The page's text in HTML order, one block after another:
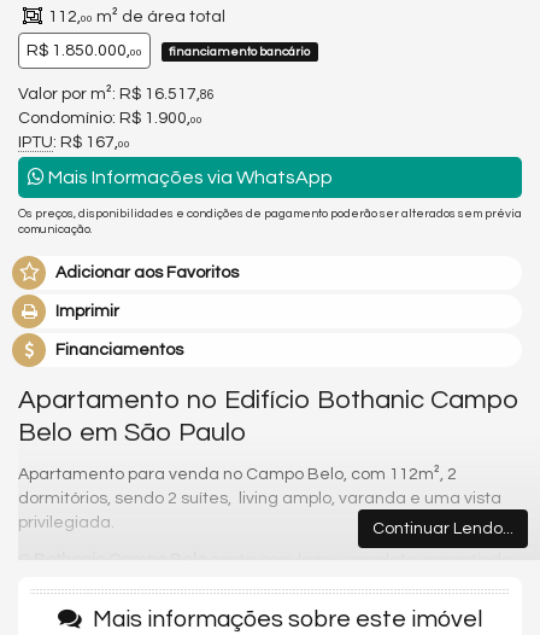
112,00 m² de área total
R$ 1.850.000,00 financiamento bancário
Valor por m²: R$ 16.517, 86
Condomínio: R$ 1.900, 00
IPTU: R$ 167, 00
Mais Informações via WhatsApp
Os preços, disponibilidades e condições de pagamento poderão ser alterados sem prévia
comunicação.
Adicionar aos Favoritos
Imprimir
Financiamentos
Apartamento no Edifício Bothanic Campo
Belo em São Paulo
Apartamento para venda no Campo Belo, com 112m², 2
dormitórios, sendo 2 suítes, living amplo, varanda e uma vista
privilegiada.
O Bothanic Campo Belo
conta com lazer completo, garantindo
churrasqueira, espaço gourmet, quadra esportiva, jardim,
Continuar Lendo...
Mais informações sobre este imóvel